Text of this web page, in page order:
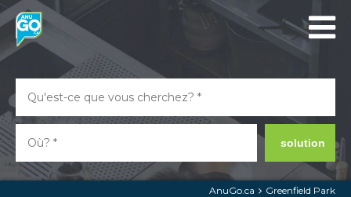
solution
AnuGo.ca Greenfield Park